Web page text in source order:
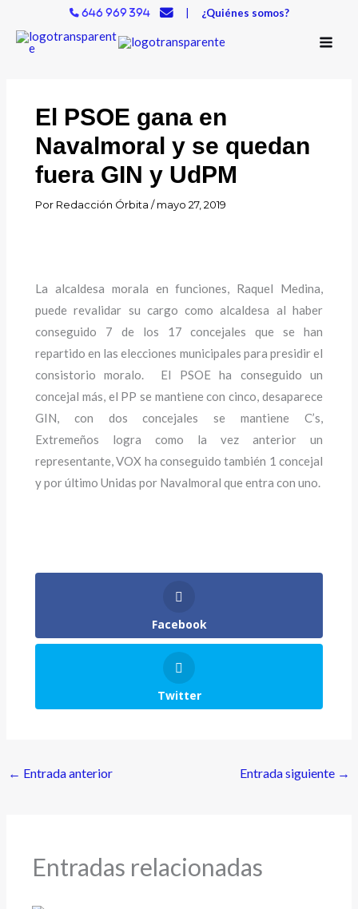
contenido
646 969 394 | ¿Quiénes somos?
El PSOE gana en
Navalmoral y se quedan
fuera GIN y UdPM
Por Redacción Órbita/mayo 27, 2019
La alcaldesa morala en funciones, Raquel Medina,
puede revalidar su cargo como alcaldesa al haber
conseguido 7 de los 17 concejales que se han
repartido en las elecciones municipales para presidir el
consistorio moralo. El PSOE ha conseguido un
concejal más, el PP se mantiene con cinco, desaparece
GIN, con dos concejales se mantiene C’s,
Extremeños logra como la vez anterior un
representante, VOX ha conseguido también 1 concejal
y por último Unidas por Navalmoral que entra con uno.
Facebook
Twitter
← Entrada anterior Entrada siguiente →
Entradas relacionadas